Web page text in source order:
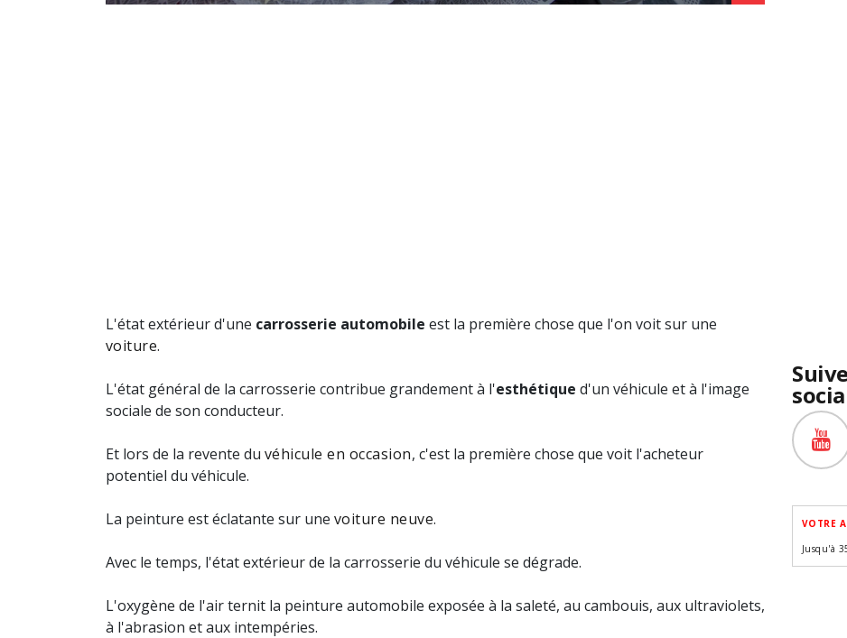
L'état extérieur d'une carrosserie automobile est la première chose que l'on voit sur une
voiture.
L'état général de la carrosserie contribue grandement à l'esthétique d'un véhicule et à l'image
sociale de son conducteur.
Et lors de la revente du véhicule en occasion, c'est la première chose que voit l'acheteur
potentiel du véhicule.
La peinture est éclatante sur une voiture neuve.
Avec le temps, l'état extérieur de la carrosserie du véhicule se dégrade.
L'oxygène de l'air ternit la peinture automobile exposée à la saleté, au cambouis, aux ultraviolets,
à l'abrasion et aux intempéries.
VOTRE
Jusqu'à